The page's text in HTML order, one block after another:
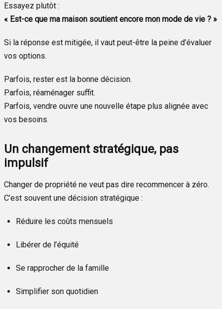
Essayez plutôt :
« Est-ce que ma maison soutient encore mon mode de vie ? »
Si la réponse est mitigée, il vaut peut-être la peine d’évaluer
vos options.
Parfois, rester est la bonne décision.
Parfois, réaménager suffit.
Parfois, vendre ouvre une nouvelle étape plus alignée avec
vos besoins.
Un changement stratégique, pas
impulsif
Changer de propriété ne veut pas dire recommencer à zéro.
C’est souvent une décision stratégique :
Réduire les coûts mensuels
Libérer de l’équité
Se rapprocher de la famille
Simplifier son quotidien